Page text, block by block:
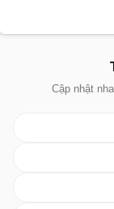
Cập nhật